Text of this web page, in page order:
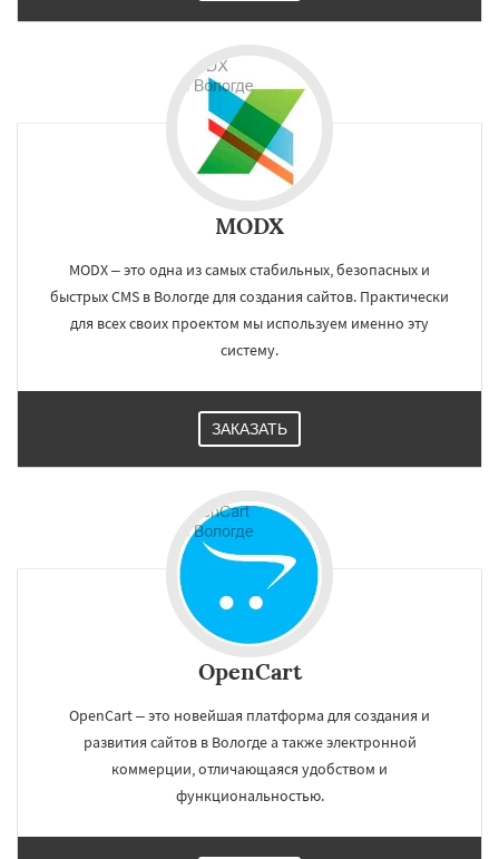
MODX
MODX – это одна из самых стабильных, безопасных и
быстрых CMS в Вологде для создания сайтов. Практически
для всех своих проектом мы используем именно эту
систему.
ЗАКАЗАТЬ
OpenCart
OpenCart – это новейшая платформа для создания и
развития сайтов в Вологде а также электронной
коммерции, отличающаяся удобством и
функциональностью.